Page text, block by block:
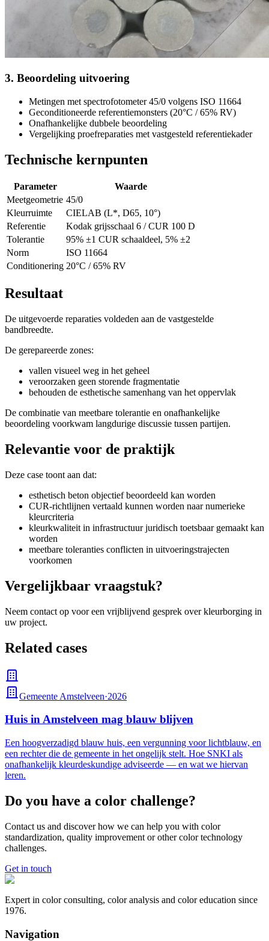
3. Beoordeling uitvoering
Metingen met spectrofotometer 45/0 volgens ISO 11664
Geconditioneerde referentiemonsters (20°C / 65% RV)
Onafhankelijke dubbele beoordeling
Vergelijking proefreparaties met vastgesteld referentiekader
Technische kernpunten
Parameter
Waarde
Meetgeometrie 45/0
Kleurruimte
CIELAB (L*, D65, 10°)
Referentie
Kodak grijsschaal 6 / CUR 100 D
Tolerantie
95% ±1 CUR schaaldeel, 5% ±2
Norm
ISO 11664
Conditionering 20°C / 65% RV
Resultaat
De uitgevoerde reparaties voldeden aan de vastgestelde
bandbreedte.
De gerepareerde zones:
vallen visueel weg in het geheel
veroorzaken geen storende fragmentatie
behouden de esthetische samenhang van het oppervlak
De combinatie van meetbare tolerantie en onafhankelijke
beoordeling voorkwam langdurige discussie tussen partijen.
Relevantie voor de praktijk
Deze case toont aan dat:
esthetisch beton objectief beoordeeld kan worden
CUR-richtlijnen vertaald kunnen worden naar numerieke
kleurcriteria
kleurkwaliteit in infrastructuur juridisch toetsbaar gemaakt kan
worden
meetbare toleranties conflicten in uitvoeringstrajecten
voorkomen
Vergelijkbaar vraagstuk?
Neem contact op voor een vrijblijvend gesprek over kleurborging in
uw project.
Related cases
Gemeente Amstelveen·2026
Huis in Amstelveen mag blauw blijven
Een hoogverzadigd blauw huis, een vergunning voor lichtblauw, en
een rechter die de gemeente in het ongelijk stelt. Hoe SNKI als
onafhankelijk kleurdeskundige adviseerde — en wat we hiervan
leren.
Do you have a color challenge?
Contact us and discover how we can help you with color
standardization, quality improvement or other color technology
challenges.
Get in touch
Expert in color consulting, color analysis and color education since
1976.
Navigation